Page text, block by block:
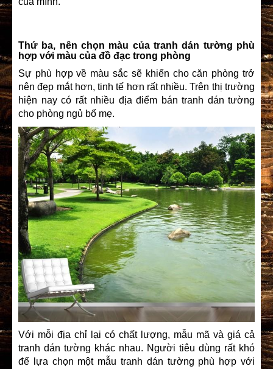
Thứ ba, nên chọn màu của tranh dán tường phù
hợp với màu của đồ đạc trong phòng
Sự phù hợp về màu sắc sẽ khiến cho căn phòng trở
nên đẹp mắt hơn, tinh tế hơn rất nhiều. Trên thị trường
hiện nay có rất nhiều địa điểm bán tranh dán tường
cho phòng ngủ bố mẹ.
Với mỗi địa chỉ lại có chất lượng, mẫu mã và giá cả
tranh dán tường khác nhau. Người tiêu dùng rất khó
để lựa chọn một mẫu tranh dán tường phù hợp với